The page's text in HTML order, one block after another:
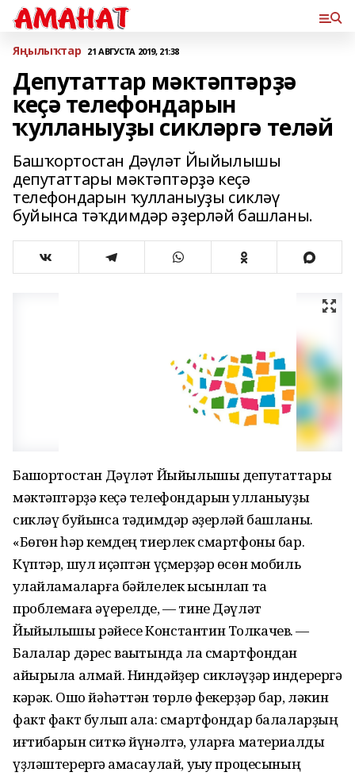
Яңылыҡтар 21 АВГУСТА 2019, 21:38
Депутаттар мәктәптәрҙә
кеҫә телефондарын
ҡулланыуҙы сикләргә теләй
Башҡортостан Дәүләт Йыйылышы
депутаттары мәктәптәрҙә кеҫә
телефондарын ҡулланыуҙы сикләү
буйынса тәҡдимдәр әҙерләй башланы.
Башҡортостан Дәүләт Йыйылышы депутаттары
мәктәптәрҙә кеҫә телефондарын ҡулланыуҙы
сикләү буйынса тәҡдимдәр әҙерләй башланы.
«Бөгөн һәр кемдең тиерлек смартфоны бар.
Күптәр, шул иҫәптән үҫмерҙәр өсөн мобиль
ҡулайламаларға бәйлелек ысынлап та
проблемаға әүерелде, — тине Дәүләт
Йыйылышы рәйесе Константин Толкачев. —
Балалар дәрес ваҡытында ла смартфондан
айырыла алмай. Ниндәйҙер сикләүҙәр индерергә
кәрәк. Ошо йәһәттән төрлө фекерҙәр бар, ләкин
факт факт булып ҡала: смартфондар балаларҙың
иғтибарын ситкә йүнәлтә, уларға материалды
үҙләштерергә ҡамасаулай, уҡыу процесының